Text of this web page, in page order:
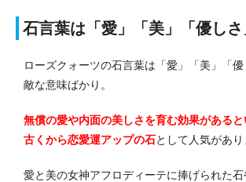
石言葉は「愛」「美」「優しさ
ローズクォーツの石言葉は「愛」「美」「
敵な意味ばかり。
無償の愛や内面の美しさを育む効果があると
古くから恋愛運アップの石として人気があり
愛と美の女神アフロディーテに捧げられた